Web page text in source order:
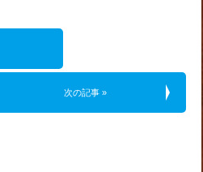
次の記事 »